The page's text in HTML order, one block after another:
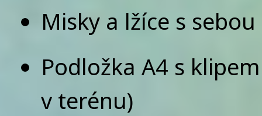
Misky a lžíce s sebou
Podložka A4 s
v terénu)